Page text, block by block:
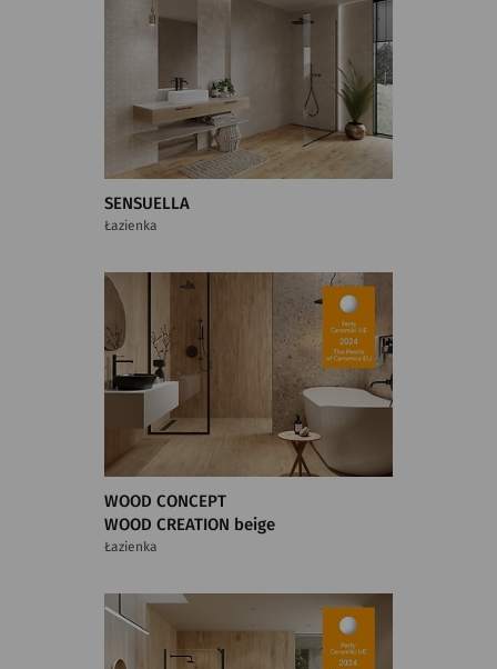
SENSUELLA
Łazienka
WOOD CONCEPT
WOOD CREATION beige
Łazienka